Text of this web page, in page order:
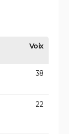
Voix
38
22